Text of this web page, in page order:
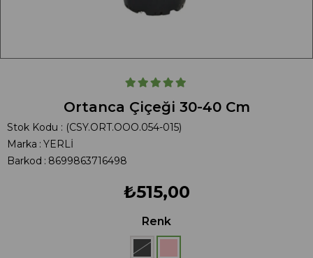
Ortanca Çiçeği 30-40 Cm
Stok Kodu
(CSY.ORT.OOO.054-015)
Marka : YERLİ
Barkod : 8699863716498
₺515,00
Renk